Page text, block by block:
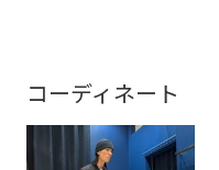
コーディネート